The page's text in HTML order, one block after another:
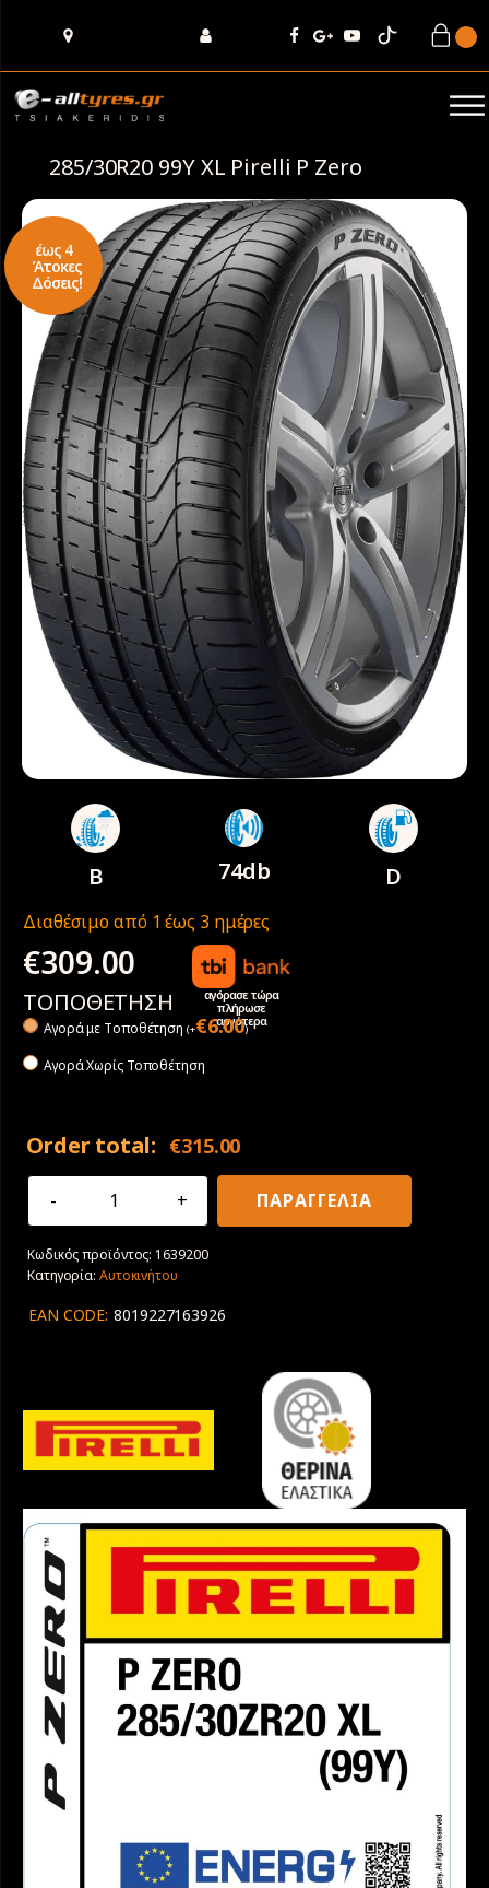
285/30R20 99Y XL Pirelli P Zero
έως 4
Άτοκες
Δόσεις!
B 74db D
Διαθέσιμο από 1 έως 3 ημέρες
€309.00
αγόρασε τώρα
πλήρωσε
αργότερα
ΤΟΠΟΘΕΤΗΣΗ
Αγορά με Tοποθέτηση (+€6.00)
Αγορά Χωρίς Τοποθέτηση
Order total: €315.00
285/30R20
Pirelli
P
ποσότητα
ΠΑΡΑΓΓΕΛΙΑ
Κωδικός προϊόντος: 1639200
Κατηγορία: Αυτοκινήτου
EAN CODE: 8019227163926